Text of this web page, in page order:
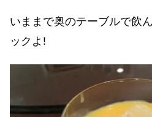
いままで奥のテーブルで飲
ックよ!